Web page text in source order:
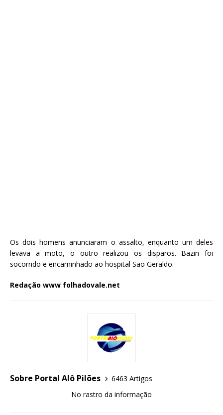
Os dois homens anunciaram o assalto, enquanto um deles
levava a moto, o outro realizou os disparos. Bazin foi
socorrido e encaminhado ao hospital São Geraldo.
Redação www folhadovale.net
Sobre Portal Alô Pilões
6463 Artigos
No rastro da informação